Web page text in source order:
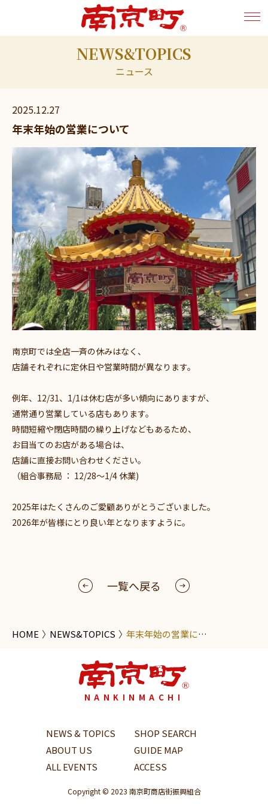
NEWS&TOPICS
ニュース
2025.12.27
年末年始の営業について
南京町では全店一斉の休みはなく、
店舗それぞれに定休日や営業時間が異なります。
例年、12/31、1/1は休む店が多い傾向にありますが、
通常通り営業している店もあります。
時間短縮や閉店時間の繰り上げなどもあるため、
お目当てのお店がある場合は、
店舗に直接お問い合わせください。
（組合事務局 ： 12/28～1/4 休業)
2025年はたくさんのご愛顧ありがとうございました。
2026年が皆様にとり良い年となりますように。
一覧へ戻る
HOME NEWS&TOPICS 年末年始の営業について
NANKINMACHI
NEWS & TOPICS
SHOP SEARCH
ABOUT US
GUIDE MAP
ALL EVENTS
ACCESS
Copyright © 2023 南京町商店街振興組合